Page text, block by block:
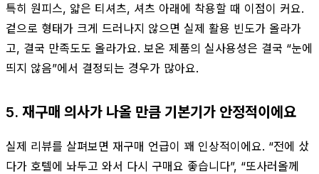
특히 원피스, 얇은 티셔츠, 셔츠 아래에 착용할 때 이점이 커요.
겉으로 형태가 크게 드러나지 않으면 실제 활용 빈도가 올라가
고, 결국 만족도도 올라가요. 보온 제품의 실사용성은 결국 “눈에
띄지 않음”에서 결정되는 경우가 많아요.
5. 재구매 의사가 나올 만큼 기본기가 안정적이에요
실제 리뷰를 살펴보면 재구매 언급이 꽤 인상적이에요. “전에 샀
다가 호텔에 놔두고 와서 다시 구매요 좋습니다”, “또사러올께